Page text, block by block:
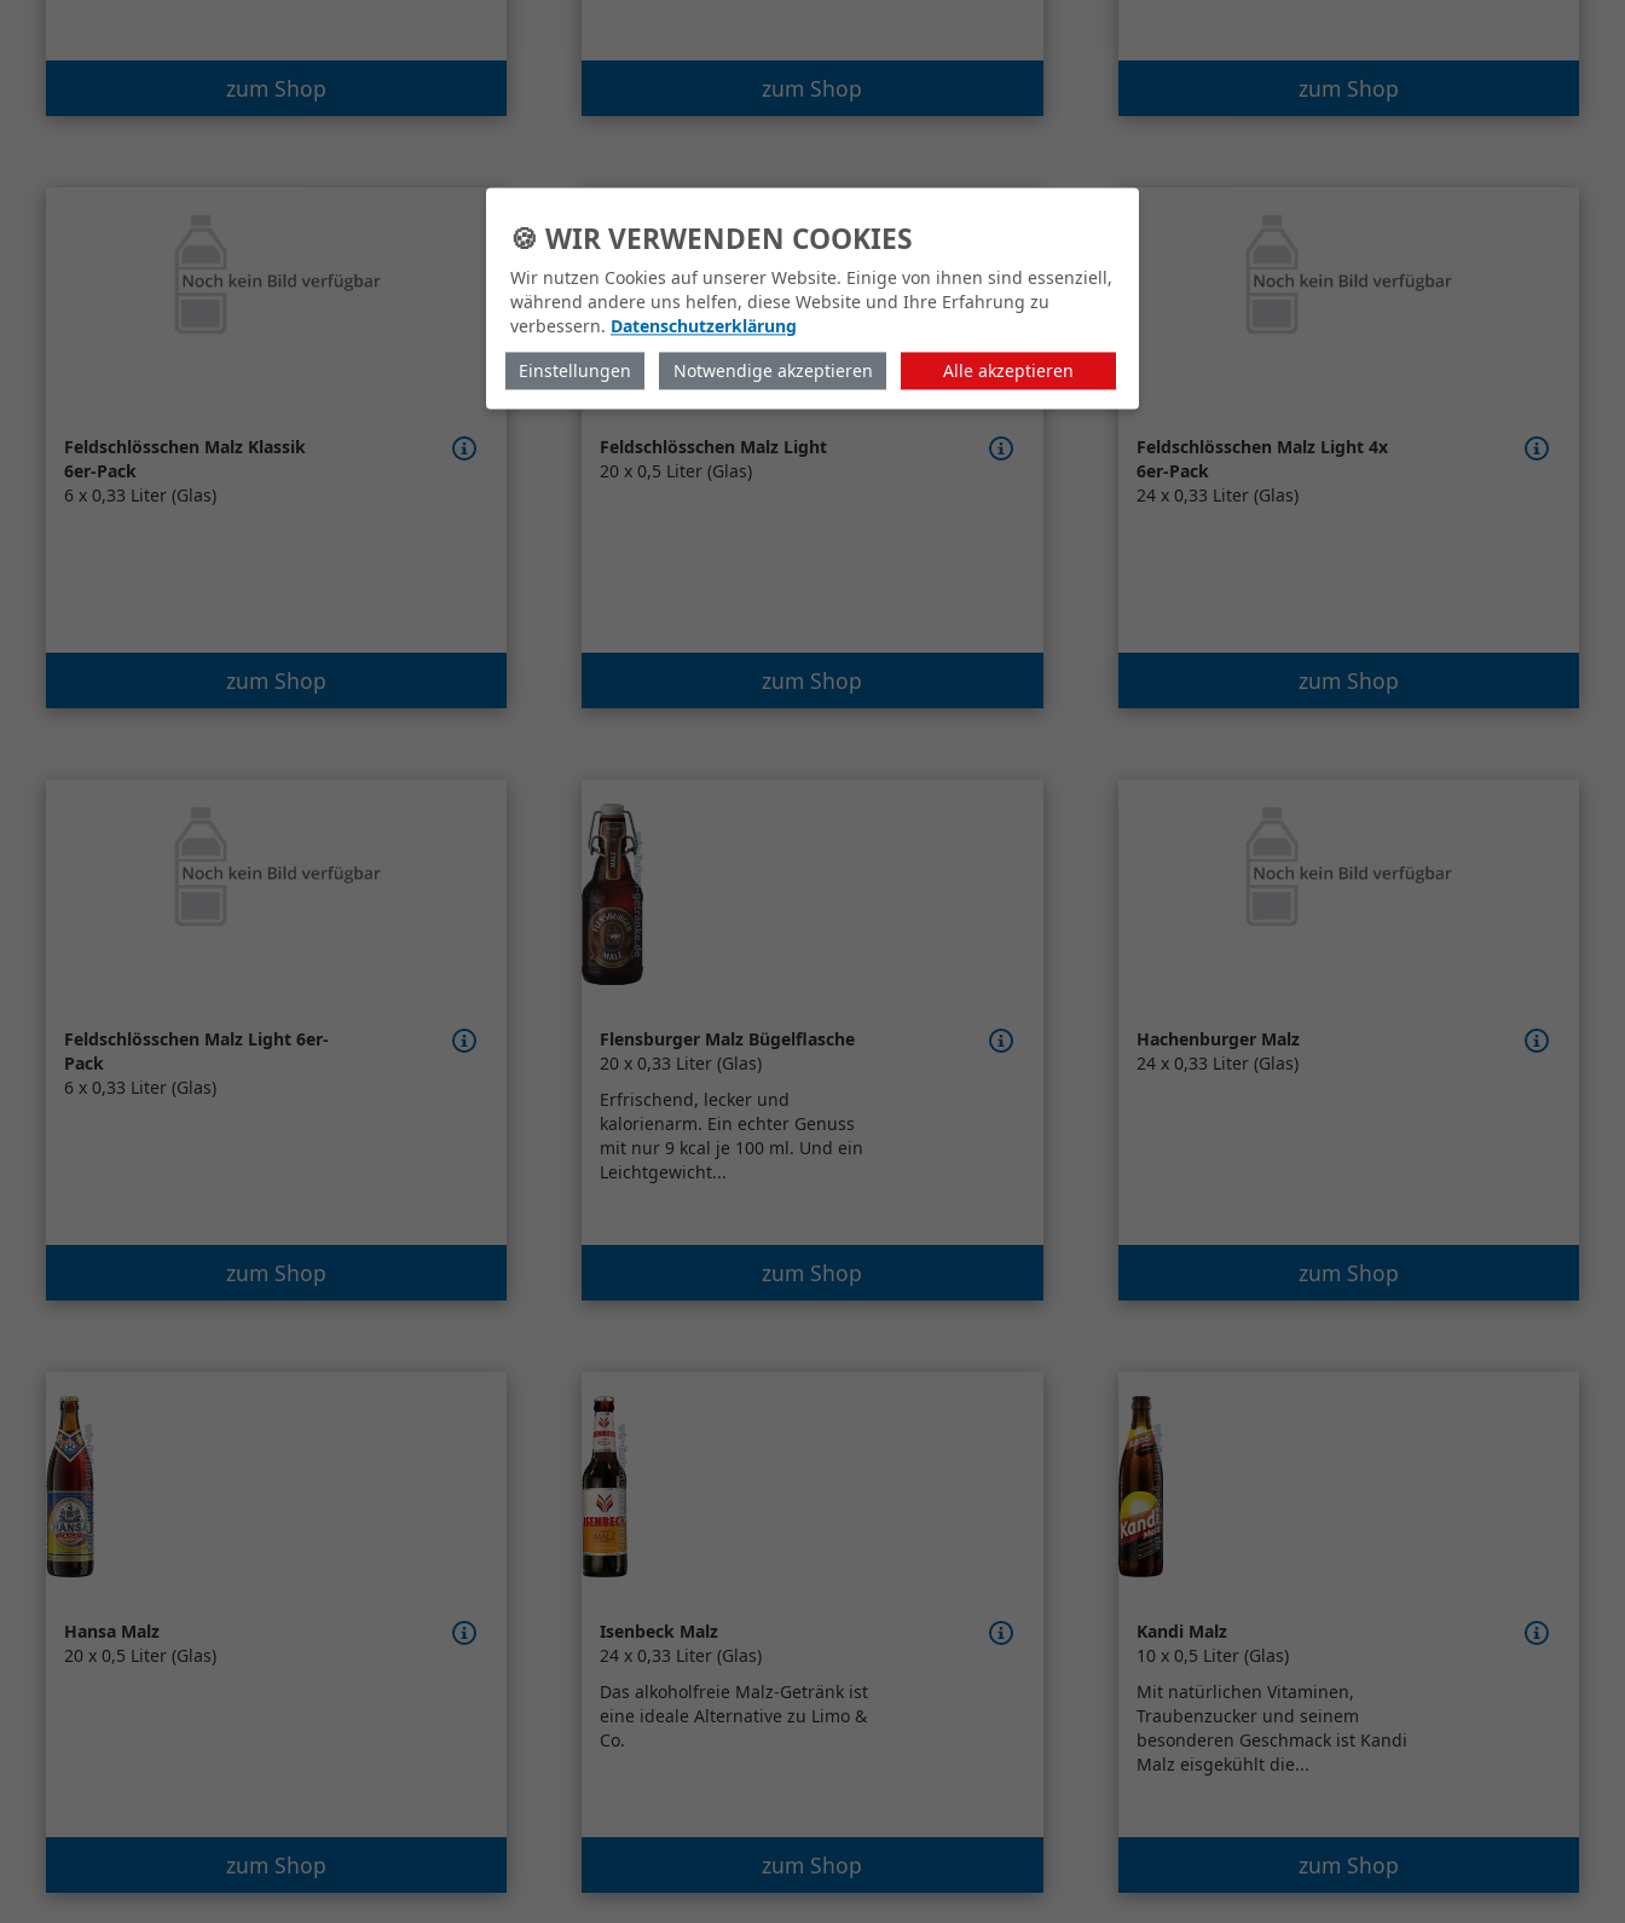
zum Shop zum Shop zum Shop
Feldschlösschen Malz Klassik
6er-Pack
6 x 0,33 Liter (Glas)
zum Shop
Feldschlösschen Malz Light
20 x 0,5 Liter (Glas)
zum Shop
Feldschlösschen Malz Light 4x
6er-Pack
24 x 0,33 Liter (Glas)
zum Shop
Feldschlösschen Malz Light 6er-
Pack
6 x 0,33 Liter (Glas)
zum Shop
Flensburger Malz Bügelflasche
20 x 0,33 Liter (Glas)
Erfrischend, lecker und
kalorienarm. Ein echter Genuss
mit nur 9 kcal je 100 ml. Und ein
Leichtgewicht...
zum Shop
Hachenburger Malz
24 x 0,33 Liter (Glas)
zum Shop
Hansa Malz
20 x 0,5 Liter (Glas)
zum Shop
Isenbeck Malz
24 x 0,33 Liter (Glas)
Das alkoholfreie Malz-Getränk ist
eine ideale Alternative zu Limo &
Co.
zum Shop
Kandi Malz
10 x 0,5 Liter (Glas)
Mit natürlichen Vitaminen,
Traubenzucker und seinem
besonderen Geschmack ist Kandi
Malz eisgekühlt die...
zum Shop
🍪 WIR VERWENDEN COOKIES
Wir nutzen Cookies auf unserer Website. Einige von ihnen sind essenziell,
während andere uns helfen, diese Website und Ihre Erfahrung zu
verbessern. Datenschutzerklärung
Einstellungen
Notwendige akzeptieren Alle akzeptieren